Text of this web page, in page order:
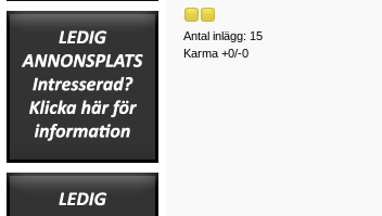
Antal inlägg: 15
Karma +0/-0